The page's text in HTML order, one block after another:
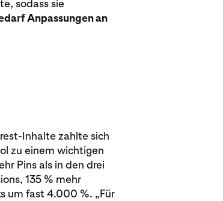
sodass sie
Anpassungen an
Inhalte zahlte sich
zu einem wichtigen
Pins als in den drei
135 % mehr
um fast 4.000 %. „Für